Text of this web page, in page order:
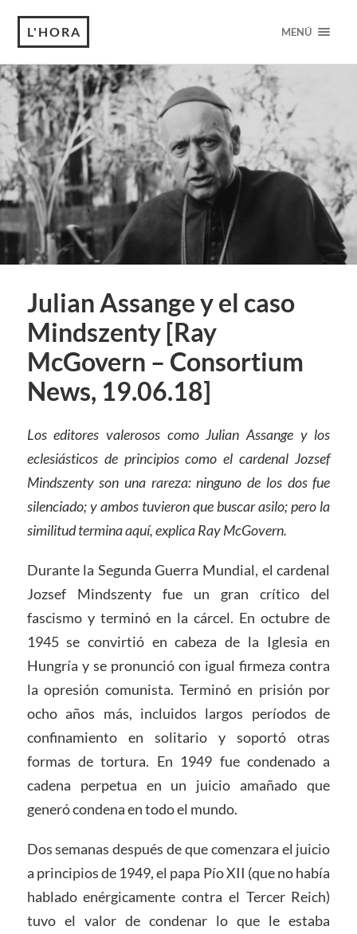
L'HORA MENÚ
Julian Assange y el caso
Mindszenty [Ray
McGovern – Consortium
News, 19.06.18]
Los editores valerosos como Julian Assange y los
eclesiásticos de principios como el cardenal Jozsef
Mindszenty son una rareza: ninguno de los dos fue
silenciado; y ambos tuvieron que buscar asilo; pero la
similitud termina aquí, explica Ray McGovern.
Durante la Segunda Guerra Mundial, el cardenal
Jozsef Mindszenty fue un gran crítico del
fascismo y terminó en la cárcel. En octubre de
1945 se convirtió en cabeza de la Iglesia en
Hungría y se pronunció con igual firmeza contra
la opresión comunista. Terminó en prisión por
ocho años más, incluidos largos períodos de
confinamiento en solitario y soportó otras
formas de tortura. En 1949 fue condenado a
cadena perpetua en un juicio amañado que
generó condena en todo el mundo.
Dos semanas después de que comenzara el juicio
a principios de 1949, el papa Pío XII (que no había
hablado enérgicamente contra el Tercer Reich)
tuvo el valor de condenar lo que le estaba